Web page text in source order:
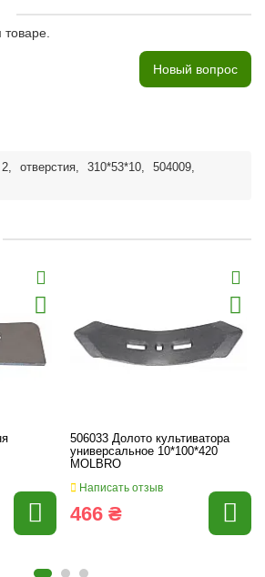
Новый вопрос
2, отверстия, 310*53*10, 504009,
506033 Долото культиватора
универсальное 10*100*420
MOLBRO
Написать отзыв
466 ₴